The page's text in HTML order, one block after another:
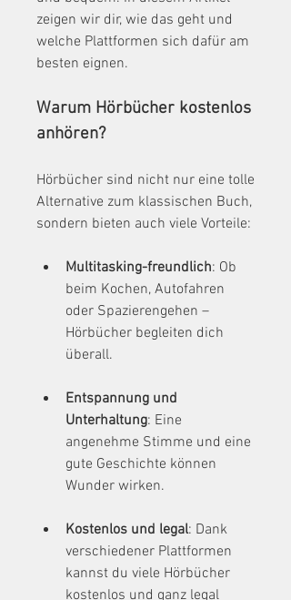
zeigen wir dir, wie das geht und
welche Plattformen sich dafür am
besten eignen.
Warum Hörbücher kostenlos
anhören?
Hörbücher sind nicht nur eine tolle
Alternative zum klassischen Buch,
sondern bieten auch viele Vorteile:
Multitasking-freundlich: Ob
beim Kochen, Autofahren
oder Spazierengehen –
Hörbücher begleiten dich
überall.
Entspannung und
Unterhaltung: Eine
angenehme Stimme und eine
gute Geschichte können
Wunder wirken.
Kostenlos und legal: Dank
verschiedener Plattformen
kannst du viele Hörbücher
kostenlos und ganz legal